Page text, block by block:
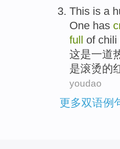
This is a
One has
full of chili
这是一道
是滚烫的
youdao
更多双语例